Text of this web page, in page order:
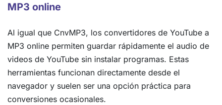
MP3 online
Al igual que CnvMP3, los convertidores de YouTube a
MP3 online permiten guardar rápidamente el audio de
videos de YouTube sin instalar programas. Estas
herramientas funcionan directamente desde el
navegador y suelen ser una opción práctica para
conversiones ocasionales.